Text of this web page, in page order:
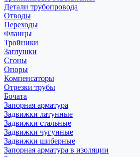
Детали трубопровода
Отводы
Переходы
Фланцы
Тройники
Заглушки
Сгоны
Опоры
Компенсаторы
Отрезки трубы
Бочата
Запорная арматура
Задвижки латунные
Задвижки стальные
Задвижки чугунные
Задвижки шиберные
Запорная арматура в изоляции